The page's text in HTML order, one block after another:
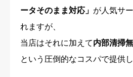
ータそのまま対応」 が人気サ
れますが、
当店はそれに加えて内部清掃
という圧倒的なコスパで提供し